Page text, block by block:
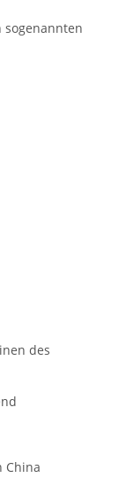
sogenannten
des
China